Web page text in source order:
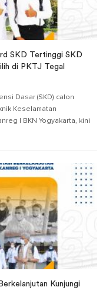
SKD Tertinggi SKD
di PKTJ Tegal
Dasar (SKD) calon
Keselamatan
I BKN Yogyakarta, kini
Kunjungi